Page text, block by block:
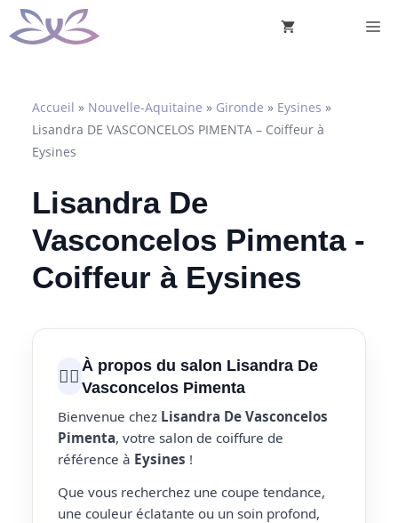
Aller
au
Accueil » Nouvelle-Aquitaine » Gironde » Eysines »
Lisandra DE VASCONCELOS PIMENTA – Coiffeur à
Eysines
Lisandra De
Vasconcelos Pimenta -
Coiffeur à Eysines
💇‍♀️ À propos du salon Lisandra De
Vasconcelos Pimenta
Bienvenue chez Lisandra De Vasconcelos
Pimenta, votre salon de coiffure de
référence à Eysines !
Que vous recherchez une coupe tendance,
une couleur éclatante ou un soin profond,